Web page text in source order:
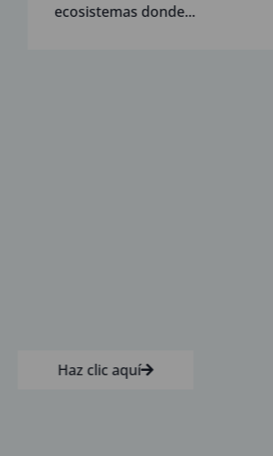
ecosistemas donde...
Haz clic aquí